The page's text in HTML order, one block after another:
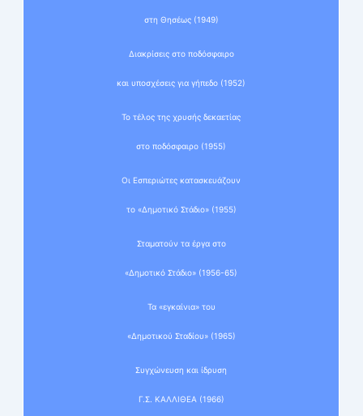
στη Θησέως (1949)
Διακρίσεις στο ποδόσφαιρο
και υποσχέσεις για γήπεδο (1952)
Το τέλος της χρυσής δεκαετίας
στο ποδόσφαιρο (1955)
Οι Εσπεριώτες κατασκευάζουν
το «Δημοτικό Στάδιο» (1955)
Σταματούν τα έργα στο
«Δημοτικό Στάδιο» (1956-65)
Τα «εγκαίνια» του
«Δημοτικού Σταδίου» (1965)
Συγχώνευση και ίδρυση
Γ.Σ. ΚΑΛΛΙΘΕΑ (1966)